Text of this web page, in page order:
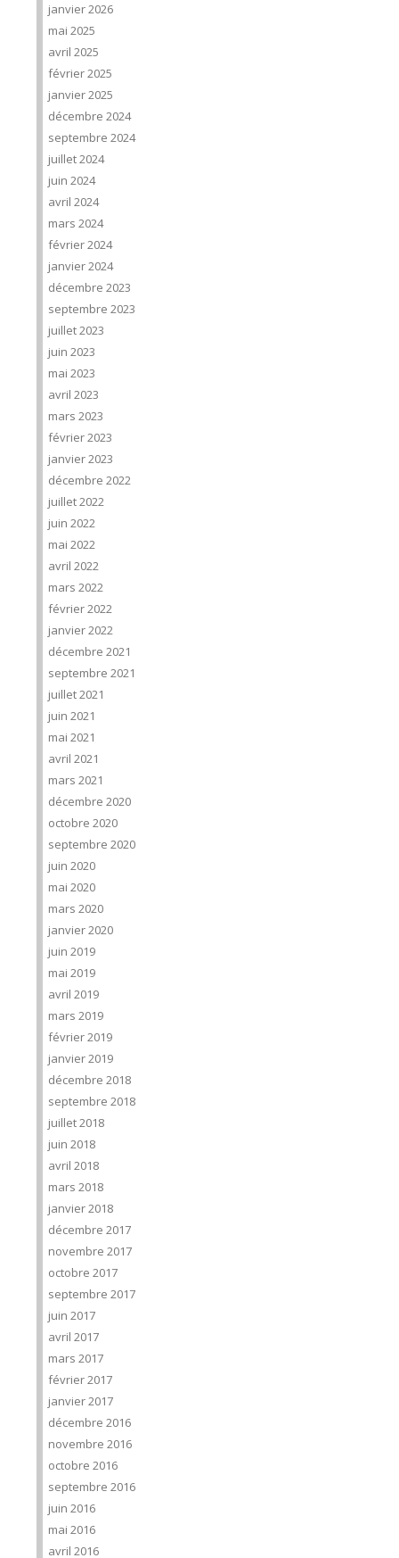
janvier 2026
mai 2025
avril 2025
février 2025
janvier 2025
décembre 2024
septembre 2024
juillet 2024
juin 2024
avril 2024
mars 2024
février 2024
janvier 2024
décembre 2023
septembre 2023
juillet 2023
juin 2023
mai 2023
avril 2023
mars 2023
février 2023
janvier 2023
décembre 2022
juillet 2022
juin 2022
mai 2022
avril 2022
mars 2022
février 2022
janvier 2022
décembre 2021
septembre 2021
juillet 2021
juin 2021
mai 2021
avril 2021
mars 2021
décembre 2020
octobre 2020
septembre 2020
juin 2020
mai 2020
mars 2020
janvier 2020
juin 2019
mai 2019
avril 2019
mars 2019
février 2019
janvier 2019
décembre 2018
septembre 2018
juillet 2018
juin 2018
avril 2018
mars 2018
janvier 2018
décembre 2017
novembre 2017
octobre 2017
septembre 2017
juin 2017
avril 2017
mars 2017
février 2017
janvier 2017
décembre 2016
novembre 2016
octobre 2016
septembre 2016
juin 2016
mai 2016
avril 2016